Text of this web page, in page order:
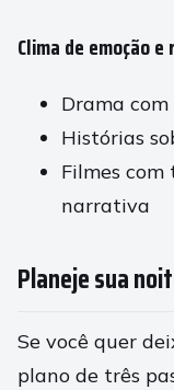
Clima de emoção
Drama
Histórias
Filmes
narrativa
Planeje sua
Se você quer
plano de três